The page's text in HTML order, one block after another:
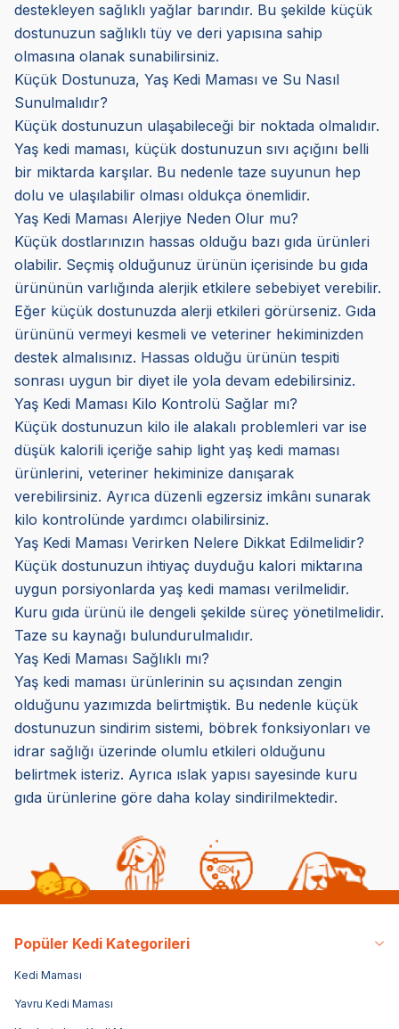
destekleyen sağlıklı yağlar barındır. Bu şekilde küçük
dostunuzun sağlıklı tüy ve deri yapısına sahip
olmasına olanak sunabilirsiniz.
Küçük Dostunuza, Yaş Kedi Maması ve Su Nasıl
Sunulmalıdır?
Küçük dostunuzun ulaşabileceği bir noktada olmalıdır.
Yaş kedi maması, küçük dostunuzun sıvı açığını belli
bir miktarda karşılar. Bu nedenle taze suyunun hep
dolu ve ulaşılabilir olması oldukça önemlidir.
Yaş Kedi Maması Alerjiye Neden Olur mu?
Küçük dostlarınızın hassas olduğu bazı gıda ürünleri
olabilir. Seçmiş olduğunuz ürünün içerisinde bu gıda
ürününün varlığında alerjik etkilere sebebiyet verebilir.
Eğer küçük dostunuzda alerji etkileri görürseniz. Gıda
ürününü vermeyi kesmeli ve veteriner hekiminizden
destek almalısınız. Hassas olduğu ürünün tespiti
sonrası uygun bir diyet ile yola devam edebilirsiniz.
Yaş Kedi Maması Kilo Kontrolü Sağlar mı?
Küçük dostunuzun kilo ile alakalı problemleri var ise
düşük kalorili içeriğe sahip light yaş kedi maması
ürünlerini, veteriner hekiminize danışarak
verebilirsiniz. Ayrıca düzenli egzersiz imkânı sunarak
kilo kontrolünde yardımcı olabilirsiniz.
Yaş Kedi Maması Verirken Nelere Dikkat Edilmelidir?
Küçük dostunuzun ihtiyaç duyduğu kalori miktarına
uygun porsiyonlarda yaş kedi maması verilmelidir.
Kuru gıda ürünü ile dengeli şekilde süreç yönetilmelidir.
Taze su kaynağı bulundurulmalıdır.
Yaş Kedi Maması Sağlıklı mı?
Yaş kedi maması ürünlerinin su açısından zengin
olduğunu yazımızda belirtmiştik. Bu nedenle küçük
dostunuzun sindirim sistemi, böbrek fonksiyonları ve
idrar sağlığı üzerinde olumlu etkileri olduğunu
belirtmek isteriz. Ayrıca ıslak yapısı sayesinde kuru
gıda ürünlerine göre daha kolay sindirilmektedir.
Popüler Kedi Kategorileri
Kedi Maması
Yavru Kedi Maması